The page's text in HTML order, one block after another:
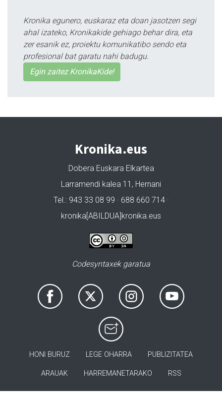
Kronika egunero, euskaraz eta doan jasotzen segi
ahal izateko, Kronikakide gehiago behar dira, eta
zer esanik ez, proiektu komunikatibo sendo eta
profesional bat garatu nahi badugu.
Egin zaitez KronikaKide!
Kronika.eus
Dobera Euskara Elkartea
Larramendi kalea 11, Hernani
Tel.: 943 33 08 99 · 688 660 714 ·
kronika[ABILDUA]kronika.eus
Codesyntaxek garatua
HONI BURUZ LEGE OHARRA PUBLIZITATEA
ARAUAK HARREMANETARAKO RSS